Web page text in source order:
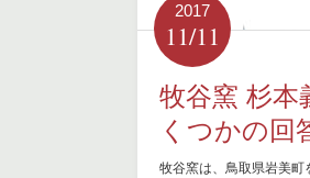
2017
11/11
牧谷窯 杉本
くつかの回
牧谷窯は、鳥取県岩美町